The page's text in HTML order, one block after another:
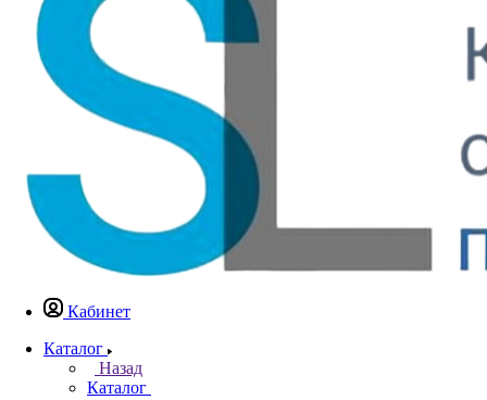
Кабинет
Каталог
Назад
Каталог